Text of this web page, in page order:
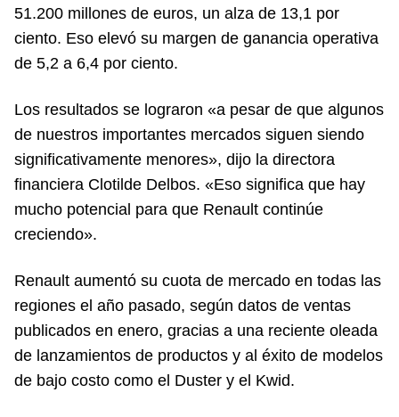
51.200 millones de euros, un alza de 13,1 por
ciento. Eso elevó su margen de ganancia operativa
de 5,2 a 6,4 por ciento.
Los resultados se lograron «a pesar de que algunos
de nuestros importantes mercados siguen siendo
significativamente menores», dijo la directora
financiera Clotilde Delbos. «Eso significa que hay
mucho potencial para que Renault continúe
creciendo».
Renault aumentó su cuota de mercado en todas las
regiones el año pasado, según datos de ventas
publicados en enero, gracias a una reciente oleada
de lanzamientos de productos y al éxito de modelos
de bajo costo como el Duster y el Kwid.